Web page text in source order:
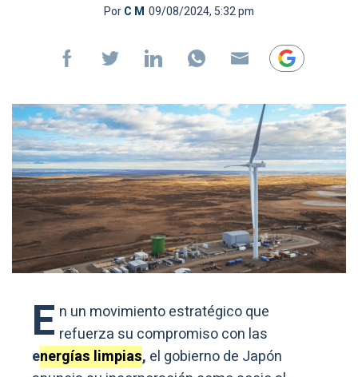
PorC M 09/08/2024, 5:32 pm
E n un movimiento estratégico que
refuerza su compromiso con las
energías limpias, el gobierno de Japón